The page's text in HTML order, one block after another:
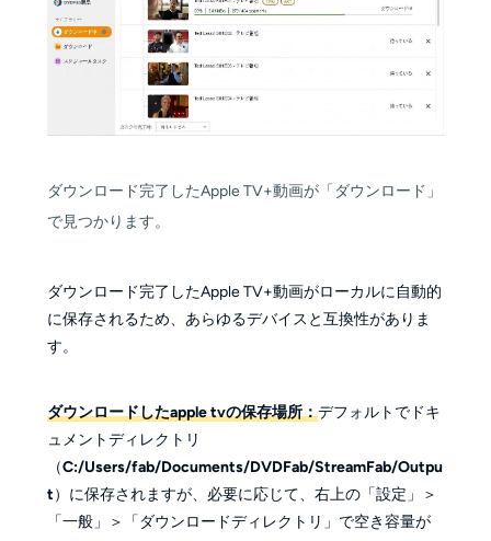
ダウンロード完了したApple TV+動画が「ダウンロード」
で見つかります。
ダウンロード完了したApple TV+動画がローカルに自動的
に保存されるため、あらゆるデバイスと互換性がありま
す。
ダウンロードしたapple tvの保存場所：デフォルトでドキ
ュメントディレクトリ
（C:/Users/fab/Documents/DVDFab/StreamFab/Outpu
t）に保存されますが、必要に応じて、右上の「設定」＞
「一般」＞「ダウンロードディレクトリ」で空き容量が